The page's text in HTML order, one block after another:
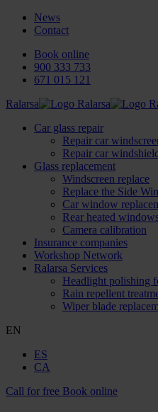
News
Contact
Book online
900 333 733
671 015 121
Ralarsa
Car glass repair
Repair car
Repair car
Glass replacement
Windscreen replace
Replace the Side
Car window
Rear heated
Camera calibration
Insurance companies
Workshop Network
Ralarsa Services
Headlight polishing
Rain repellent
Wiper blade
EN
ES
CA
Call for free Book online